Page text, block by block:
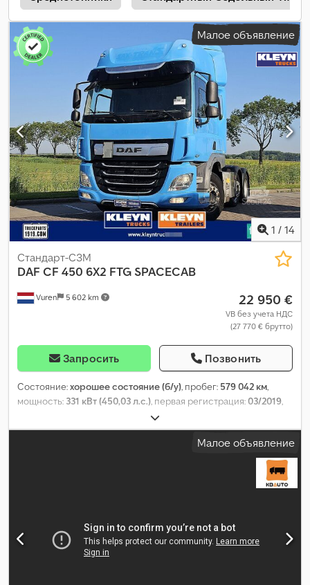
кондиционер, круиз-контроль, центральный замок,
электрорегулировка стекол, электрорегулируемое
зеркало
Малое объявление
1 / 14
Vuren 5 602 km
Стандарт-СЗМ
DAF CF 450 6X2 FTG SPACECAB
22 950 €
VB без учета НДС
(27 770 € брутто)
Запросить Позвонить
Состояние:хорошее состояние (б/у), пробег: 579 042 км,
мощность: 331 кВт (450,03 л.с.) , первая регистрация:03/2019
, размер шины:
осей:6x2, колесная база:3 950 мм, топливо:дизель, цвет:
спальный отсек (кабина), тип
, класс
, общая длина:6 290
, Год
центральный замок, электрорегулировка стекол,
электрорегулируемое зеркало,
Малое объявление